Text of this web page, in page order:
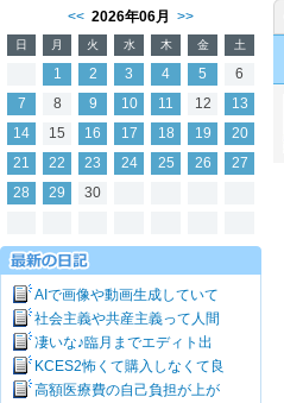
<< 2026年06月 >>
日 月 火 水 木 金 土
1 2 3 4 5
6
7
8 9 10 11 12
13
14
15 16 17 18 19
20
21
22 23 24 25 26
27
28
29 30
AIで画像や動画生成していて
社会主義や共産主義って人間
凄いな♪臨月までエディト出
KCES2怖くて購入しなくて良
高額医療費の自己負担が上が